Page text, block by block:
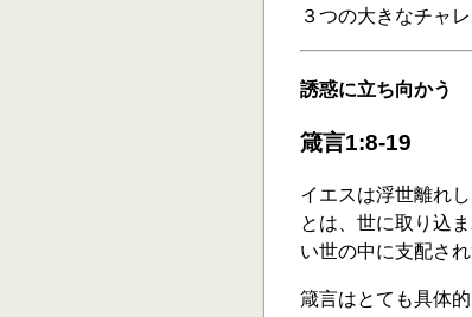
３つの大きなチャ
誘惑に立ち向かう
箴言1:8-19
イエスは浮世離れ
とは、世に取り込
い世の中に支配さ
箴言はとても具体